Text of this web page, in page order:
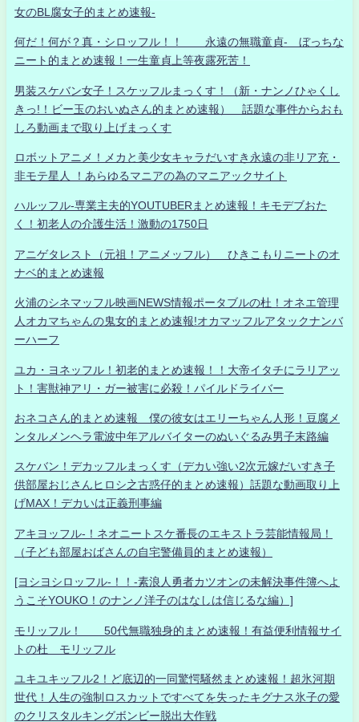
女のBL腐女子的まとめ速報-
何だ！何が？真・シロッフル！！ 永遠の無職童貞- ぼっちな
ニート的まとめ速報！一生童貞上等夜露死苦！
男装スケバン女子！スケッフルまっくす！（新・ナンノひゃくし
きっ!！ビー玉のおいぬさん的まとめ速報） 話題な事件からおも
しろ動画まで取り上げまっくす
ロボットアニメ！メカと美少女キャラだいすき永遠の非リア充・
非モテ星人 ！あらゆるマニアの為のマニアックサイト
ハルッフル-専業主夫的YOUTUBERまとめ速報！キモデブおた
く！初老人の介護生活！激動の1750日
アニゲタレスト（元祖！アニメッフル） ひきこもりニートのオ
ナベ的まとめ速報
火浦のシネマッフル映画NEWS情報ポータブルの杜！オネエ管理
人オカマちゃんの鬼女的まとめ速報!オカマッフルアタックナンバ
ーハーフ
ユカ・ヨネッフル！初老的まとめ速報！！大帝イタチにラリアッ
ト！害獣神アリ・ガー被害に必殺！パイルドライバー
おネコさん的まとめ速報 僕の彼女はエリーちゃん人形！豆腐メ
ンタルメンヘラ電波中年アルバイターのぬいぐるみ男子末路編
スケバン！デカッフルまっくす（デカい強い2次元嫁だいすき子
供部屋おじさんヒロシ之古惑仔的まとめ速報）話題な動画取り上
げMAX！デカいは正義刑事編
アキヨッフル-！ネオニートスケ番長のエキストラ芸能情報局！
（子ども部屋おばさんの自宅警備員的まとめ速報）
[ヨシヨシロッフル-！！-素浪人勇者カツオンの未解決事件簿へよ
うこそYOUKO！のナンノ洋子のはなしは信じるな編）]
モリッフル！ 50代無職独身的まとめ速報！有益便利情報サイ
トの杜 モリッフル
ユキユキッフル2！ど底辺的一同驚愕騒然まとめ速報！超氷河期
世代！人生の強制ロスカットですべてを失ったキグナス氷子の愛
のクリスタルキングボンビー脱出大作戦